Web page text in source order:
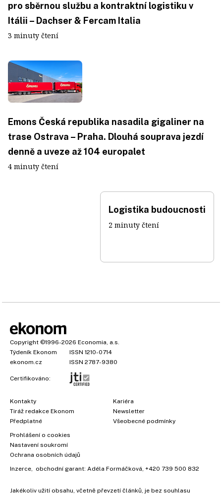
pro sběrnou službu a kontraktní logistiku v
Itálii – Dachser & Fercam Italia
3 minuty čtení
Emons Česká republika nasadila gigaliner na
trase Ostrava – Praha. Dlouhá souprava jezdí
denně a uveze až 104 europalet
4 minuty čtení
Logistika budoucnosti
2 minuty čtení
Copyright ©1996-2026 Economia, a.s.
Týdeník Ekonom
ISSN 1210-0714
ekonom.cz
ISSN 2787-9380
Certifikováno:
Kontakty
Tiráž redakce Ekonom
Předplatné
Kariéra
Newsletter
Všeobecné podmínky
Prohlášení o cookies
Nastavení soukromí
Ochrana osobních údajů
Inzerce , obchodní garant: Adéla Formáčková +420 739 500 832
Jakékoliv užití obsahu, včetně převzetí článků, je bez souhlasu